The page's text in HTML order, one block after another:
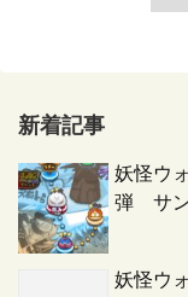
新着記事
妖怪ウ
弾 サ
妖怪ウ